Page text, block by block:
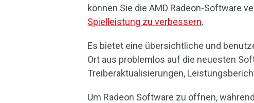
können Sie die AMD Radeon-Software
Spielleistung zu verbessern.
Es bietet eine übersichtliche und
Ort aus problemlos auf die neuesten
Treiberaktualisierungen,
Um Radeon Software zu öffnen,